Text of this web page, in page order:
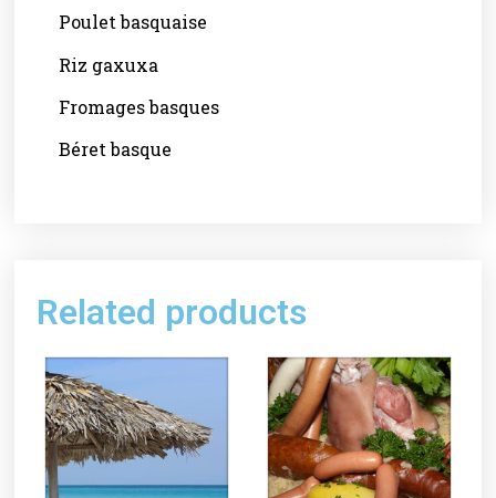
Poulet basquaise
Riz gaxuxa
Fromages basques
Béret basque
Related products